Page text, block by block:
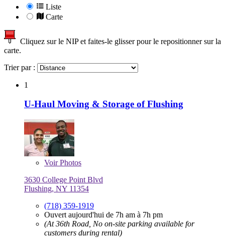
Liste
Carte
Cliquez sur le NIP et faites-le glisser pour le repositionner sur la
carte.
Trier par :
1
U-Haul Moving & Storage of Flushing
VoirPhotos
3630 College Point Blvd
Flushing, NY 11354
(718) 359-1919
Ouvert aujourd'hui de 7h am à 7h pm
(At 36th Road, No on-site parking available for
customers during rental)